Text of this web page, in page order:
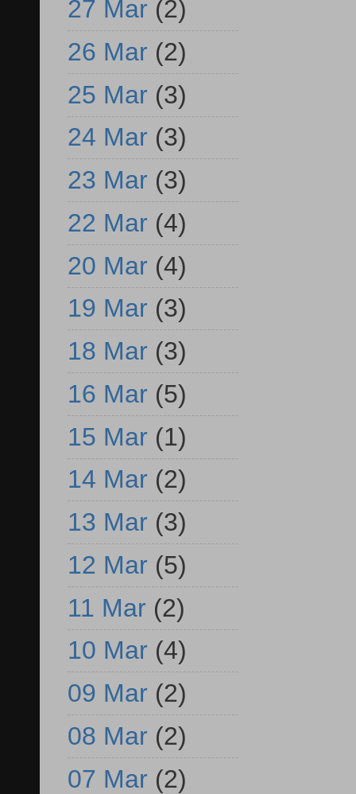
27 Mar (2)
26 Mar (2)
25 Mar (3)
24 Mar (3)
23 Mar (3)
22 Mar (4)
20 Mar (4)
19 Mar (3)
18 Mar (3)
16 Mar (5)
15 Mar (1)
14 Mar (2)
13 Mar (3)
12 Mar (5)
11 Mar (2)
10 Mar (4)
09 Mar (2)
08 Mar (2)
07 Mar (2)